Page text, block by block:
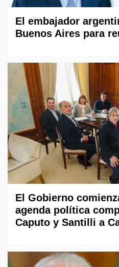
El embajador
Buenos Aires para
El Gobierno
agenda política
Caputo y Santilli a